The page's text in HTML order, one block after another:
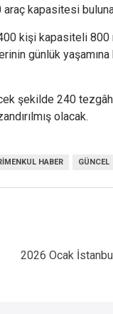
araç kapasitesi
kişi kapasiteli
günlük
şekilde 240
olacak.
HABER GÜNCEL
2026 Ocak